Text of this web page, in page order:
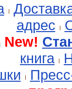
адрес
New!
книга